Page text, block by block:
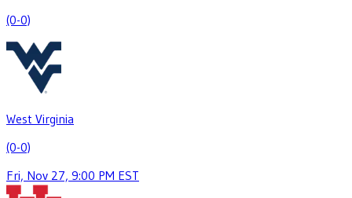
(0-0)
West Virginia
(0-0)
Fri, Nov 27, 9:00 PM EST